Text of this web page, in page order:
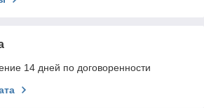
14 дней по договоренности